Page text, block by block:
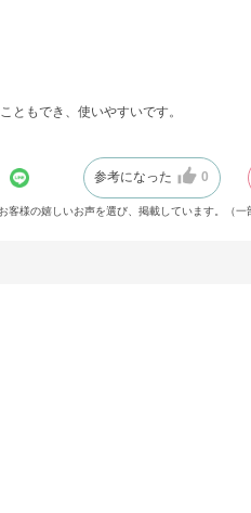
ともでき、使いやすいです。
参考になった 0
客様の嬉しいお声を選び、掲載しています。（一